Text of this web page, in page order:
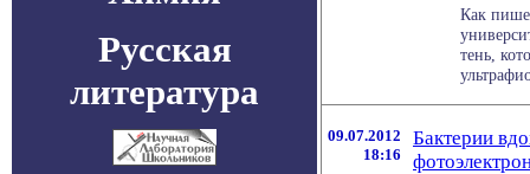
Русская
литература
Как
тень,
09.07.2012
18:16
Бактерии